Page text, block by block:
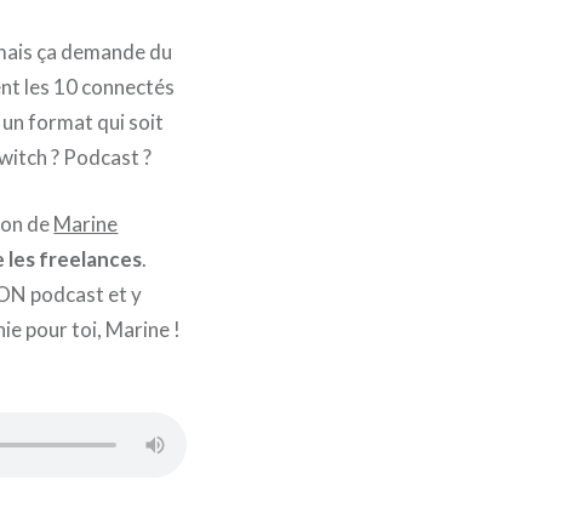
ça demande du
les 10 connectés
un format qui soit
? Podcast ?
deMarine
les freelances.
podcast et y
pour toi, Marine !